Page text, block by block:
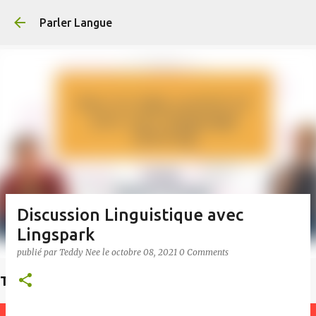
Parler Langue
Trouvez un enseignant
Discussion Linguistique avec
Lingspark
publié par Teddy Nee le octobre 08, 2021 0 Comments